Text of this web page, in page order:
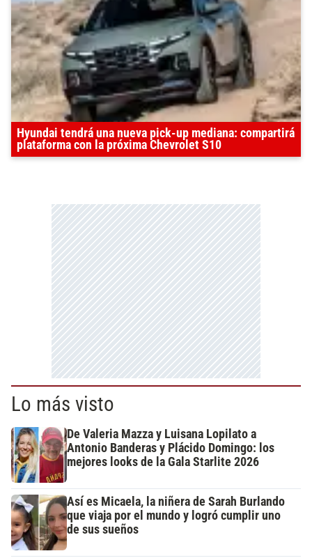
Hyundai tendrá una nueva pick-up mediana: compartirá
plataforma con la próxima Chevrolet S10
Lo más visto
De Valeria Mazza y Luisana Lopilato a
Antonio Banderas y Plácido Domingo: los
mejores looks de la Gala Starlite 2026
Así es Micaela, la niñera de Sarah Burlando
que viaja por el mundo y logró cumplir uno
de sus sueños